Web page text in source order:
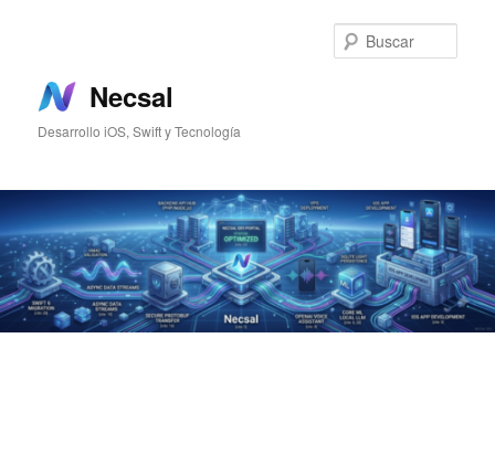
principal
Necsal
Desarrollo iOS, Swift y Tecnología